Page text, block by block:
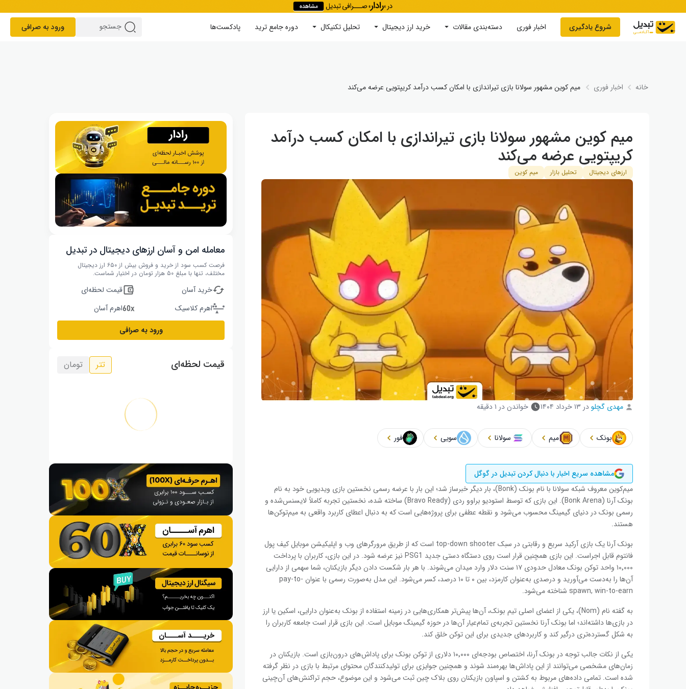
شروع یادگیری اخبار فوری دسته‌بندی مقالات خرید ارز دیجیتال تحلیل تکنیکال دوره‌ جامع ترید پادکست‌ها جستجو ورود به صرافی
خانه اخبار فوری میم کوین مشهور سولانا بازی تیراندازی با امکان کسب درآمد کریپتویی عرضه می‌کند
میم کوین مشهور سولانا بازی تیراندازی با امکان کسب درآمد
کریپتویی عرضه می‌کند
ارزهای دیجیتال تحلیل بازار میم کوین
مهدی گچلودر ۱۳ خرداد ۱۴۰۴ خواندن در ۱ دقیقه
بونک میم سولانا سویی فور
مشاهده سریع اخبار با دنبال کردن تبدیل در گوگل
میم‌کوین معروف شبکه سولانا با نام بونک (Bonk)، بار دیگر خبرساز شد؛ این بار با عرضه رسمی نخستین بازی ویدیویی خود به نام
بونک آرنا (Bonk Arena). این بازی که توسط استودیو براوو ردی (Bravo Ready) ساخته شده، نخستین تجربه کاملاً لایسنس‌شده و
رسمی بونک در دنیای گیمینگ محسوب می‌شود و نقطه عطفی برای پروژه‌هایی است که به دنبال اعطای کاربرد واقعی به میم‌توکن‌ها
هستند.
بونک آرنا یک بازی آرکید سریع و رقابتی در سبک top-down shooter است که از طریق مرورگرهای وب و اپلیکیشن موبایل کیف پول
فانتوم قابل اجراست. این بازی همچنین قرار است روی دستگاه دستی جدید PSG1 نیز عرضه شود. در این بازی، کاربران با پرداخت
۱۰٬۰۰۰ واحد توکن بونک معادل حدودی ۱۷ سنت دلار وارد میدان می‌شوند. با هر بار شکست دادن دیگر بازیکنان، شما سهمی از دارایی
آن‌ها را به‌دست می‌آورید و درصدی به‌عنوان کارمزد، بین ۰ تا ۱۰ درصد، کسر می‌شود. این مدل به‌صورت رسمی با عنوان pay-to-
spawn, win-to-earn شناخته می‌شود.
به گفته نام (Nom)، یکی از اعضای اصلی تیم بونک، آن‌ها پیش‌تر همکاری‌هایی در زمینه استفاده از بونک به‌عنوان دارایی، اسکین یا ارز
در بازی‌ها داشته‌اند؛ اما بونک آرنا نخستین تجربه‌ی تمام‌عیار آن‌ها در حوزه گیمینگ موبایل است. این بازی قرار است جامعه کاربران را
به شکل گسترده‌تری درگیر کند و کاربردهای جدیدی برای این توکن خلق کند.
یکی از نکات جالب توجه در بونک آرنا، اختصاص بودجه‌ای ۱۰٬۰۰۰ دلاری از توکن بونک برای پاداش‌های درون‌بازی است. بازیکنان در
زمان‌های مشخصی می‌توانند از این پاداش‌ها بهره‌مند شوند و همچنین جوایزی برای تولیدکنندگان محتوای مرتبط با بازی در نظر گرفته
شده است. تمامی داده‌های مربوط به کشتن و اسپاون بازیکنان روی بلاک ‌چین ثبت می‌شود و این موضوع، حجم تراکنش‌های آن‌چینی
معامله امن و آسان ارزهای دیجیتال در تبدیل
فرصت کسب سود از خرید و فروش بیش از ۶۵۰ ارز دیجیتال
مختلف، تنها با مبلغ ۵۰ هزار تومان در اختیار شماست.
خرید آسان
قیمت لحظه‌ای
اهرم کلاسیک
اهرم آسان
ورود به صرافی
قیمت لحظه‌ای تتر تومان